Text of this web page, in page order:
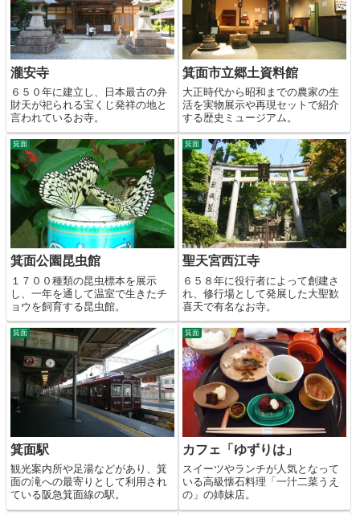
瀧安寺
６５０年に建立し、日本最古の弁
財天が祀られる宝くじ発祥の地と
言われているお寺。
箕面市立郷土資料館
大正時代から昭和までの農家の生
活を実物展示や再現セットで紹介
する歴史ミュージアム。
箕面
箕面公園昆虫館
１７００種類の昆虫標本を展示
し、一年を通して温室で生きたチ
ョウを飼育する昆虫館。
箕面
聖天宮西江寺
６５８年に役行者によって創建さ
れ、修行場として発展した大聖歓
喜天で有名なお寺。
箕面
箕面駅
観光案内所や足湯などがあり、箕
面の滝への最寄りとして利用され
ている阪急箕面線の駅。
箕面
カフェ「ゆずりは」
スイーツやランチが人気となって
いる高級懐石料理「一汁二菜うえ
の」の姉妹店。